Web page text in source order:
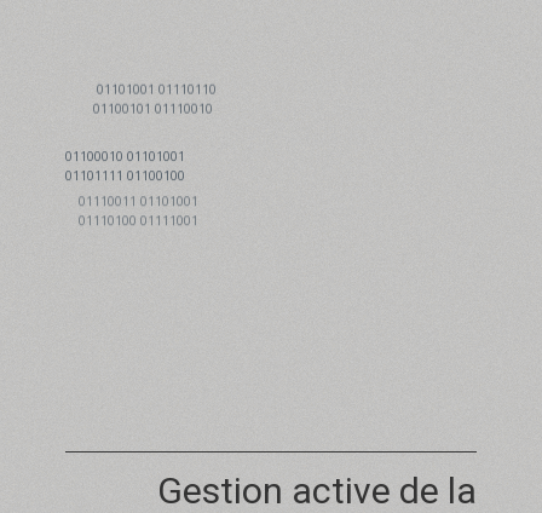
01101111 01100100
01100101 01110010
01110011 01101001
01110100 01111001
Gestion active de la